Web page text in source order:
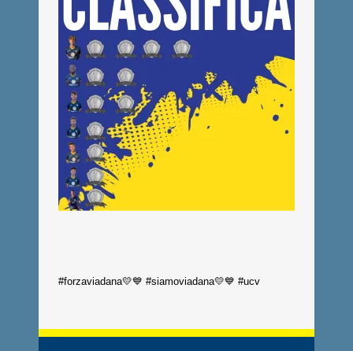
#forzaviadana💛💙 #siamoviadana💛💙 #ucv